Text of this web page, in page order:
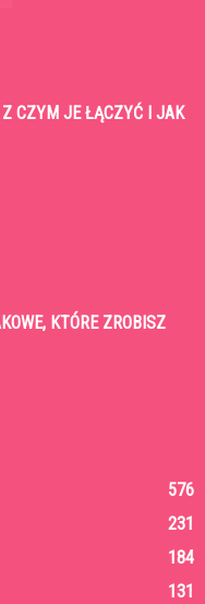
CZYM JE ŁĄCZYĆ I JAK
KTÓRE ZROBISZ
576
231
184
131